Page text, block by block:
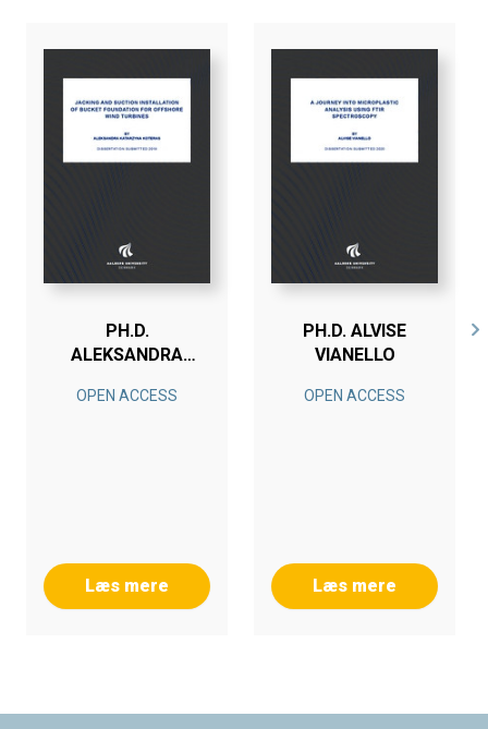
PH.D.
ALEKSANDRA
KOTERAS
OPEN ACCESS
Læs mere
PH.D. ALVISE
VIANELLO
OPEN ACCESS
Læs mere